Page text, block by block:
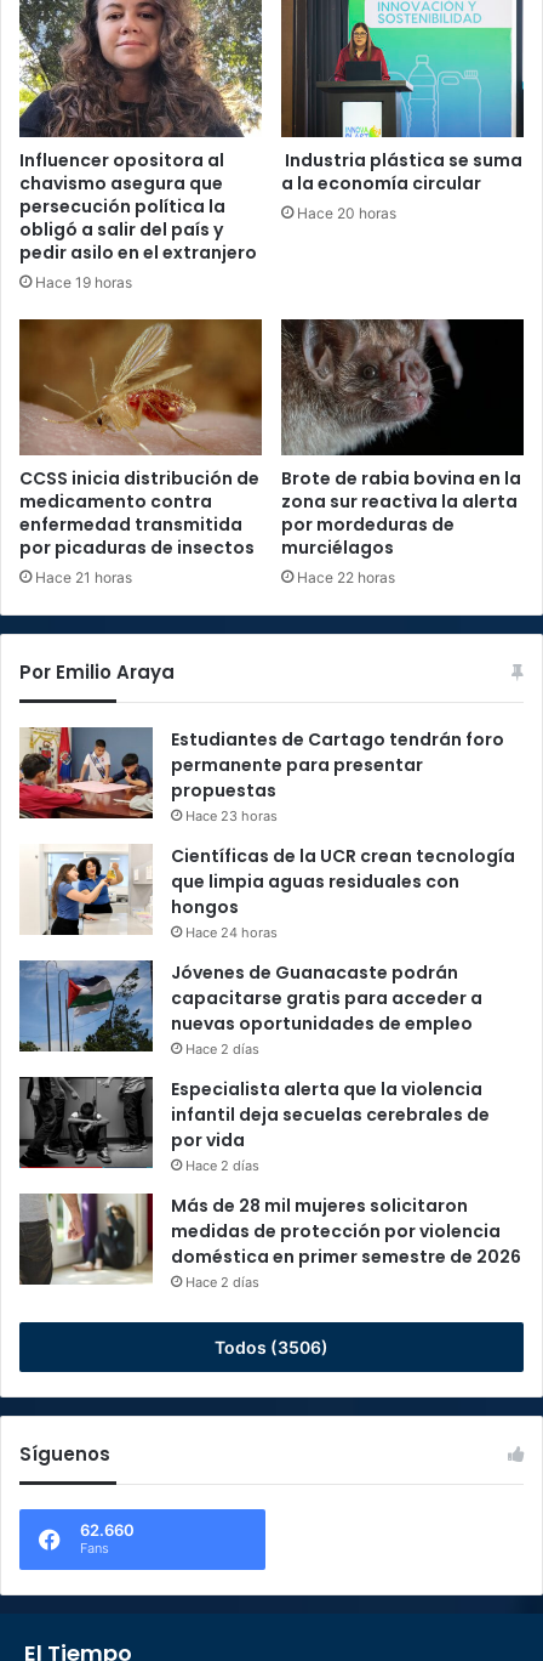
Influencer opositora al
chavismo asegura que
persecución política la
obligó a salir del país y
pedir asilo en el extranjero
Hace 19 horas
Industria plástica se suma
a la economía circular
Hace 20 horas
CCSS inicia distribución de
medicamento contra
enfermedad transmitida
por picaduras de insectos
Hace 21 horas
Brote de rabia bovina en la
zona sur reactiva la alerta
por mordeduras de
murciélagos
Hace 22 horas
Por Emilio Araya
Estudiantes de Cartago tendrán foro
permanente para presentar
propuestas
Hace 23 horas
Científicas de la UCR crean tecnología
que limpia aguas residuales con
hongos
Hace 24 horas
Jóvenes de Guanacaste podrán
capacitarse gratis para acceder a
nuevas oportunidades de empleo
Hace 2 días
Especialista alerta que la violencia
infantil deja secuelas cerebrales de
por vida
Hace 2 días
Más de 28 mil mujeres solicitaron
medidas de protección por violencia
doméstica en primer semestre de 2026
Hace 2 días
Todos (3506)
Síguenos
62.660
Fans
El Tiempo